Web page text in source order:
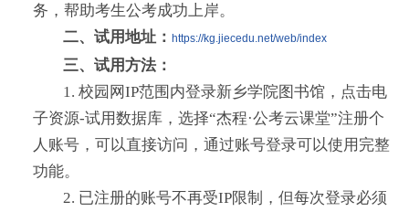
务，帮助考生公考成功上岸。
二、试用地址 ：https://kg.jiecedu.net/web/index
三、试用方法 ：
1. 校园网IP范围内登录新乡学院图书馆，点击电
子资源-试用数据库，选择“杰程·公考云课堂”注册个
人账号，可以直接访问，通过账号登录可以使用完整
功能。
2. 已注册的账号不再受IP限制，但每次登录必须